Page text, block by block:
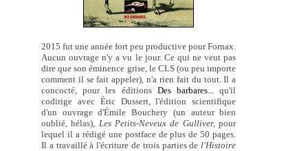
2015 fut une année fort peu productive pour Fornax.
Aucun ouvrage n'y a vu le jour. Ce qui ne veut pas
dire que son éminence grise, le CLS (ou peu importe
comment il se fait appeler), n'a rien fait du tout. Il a
concocté, pour les éditions Des barbares...
qu'il
codirige avec Éric Dussert, l'édition scientifique
d'un ouvrage d'Émile Bouchery (un auteur bien
oublié, hélas), Les Petits-Neveux de Gulliver, pour
lequel il a rédigé une postface de plus de 50 pages.
Il a travaillé à l'écriture de trois parties de l'Histoire